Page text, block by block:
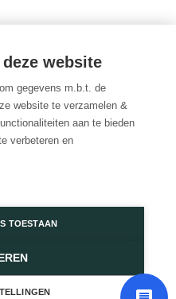
website
gegevens m.b.t. de
website te verzamelen &
aan te bieden
verbeteren en
TOESTAAN